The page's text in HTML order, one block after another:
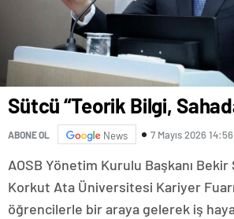
Sütcü “Teorik Bilgi,
ABONE OL News 7 Mayıs 2026 14:56
AOSB Yönetim Kurulu Başkanı
Korkut Ata Üniversitesi Kariyer
öğrencilerle bir araya gelerek iş